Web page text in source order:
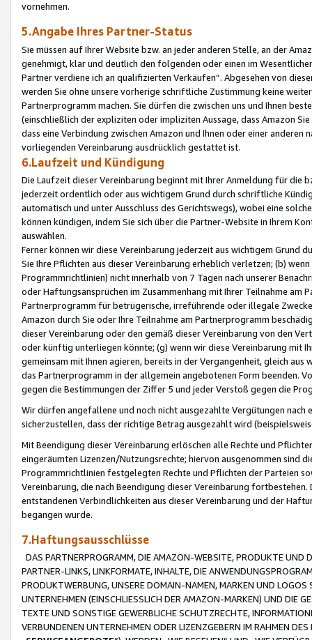
vornehmen.
5.Angabe Ihres Partner-Status
Sie müssen auf Ihrer Website bzw. an jeder anderen Stelle, an der
genehmigt, klar und deutlich den folgenden oder einen im
Partner verdiene ich an qualifizierten Verkäufen“. Abgesehen von
werden Sie ohne unsere vorherige schriftliche Zustimmung keine
Partnerprogramm machen. Sie dürfen die zwischen uns und Ihnen
(einschließlich der expliziten oder impliziten Aussage, dass Amazon
dass eine Verbindung zwischen Amazon und Ihnen oder einer
vorliegenden Vereinbarung ausdrücklich gestattet ist.
6.Laufzeit und Kündigung
Die Laufzeit dieser Vereinbarung beginnt mit Ihrer Anmeldung für die
jederzeit ordentlich oder aus wichtigem Grund durch schriftliche
automatisch und unter Ausschluss des Gerichtswegs), wobei eine
können kündigen, indem Sie sich über die Partner-Website in Ihrem
auswählen.
Ferner können wir diese Vereinbarung jederzeit aus wichtigem Grund
Sie Ihre Pflichten aus dieser Vereinbarung erheblich verletzen; (b)
Programmrichtlinien) nicht innerhalb von 7 Tagen nach unserer
oder Haftungsansprüchen im Zusammenhang mit Ihrer Teilnahme am
Partnerprogramm für betrügerische, irreführende oder illegale
Amazon durch Sie oder Ihre Teilnahme am Partnerprogramm
dieser Vereinbarung oder den gemäß dieser Vereinbarung von den
oder künftig unterliegen könnte; (g) wenn wir diese Vereinbarung mit
gemeinsam mit Ihnen agieren, bereits in der Vergangenheit, gleich
das Partnerprogramm in der allgemein angebotenen Form beenden.
gegen die Bestimmungen der Ziffer 5 und jeder Verstoß gegen die
Wir dürfen angefallene und noch nicht ausgezahlte Vergütungen
sicherzustellen, dass der richtige Betrag ausgezahlt wird
Mit Beendigung dieser Vereinbarung erlöschen alle Rechte und
eingeräumten Lizenzen/Nutzungsrechte; hiervon ausgenommen sind
Programmrichtlinien festgelegten Rechte und Pflichten der Parteien
Vereinbarung, die nach Beendigung dieser Vereinbarung
entstandenen Verbindlichkeiten aus dieser Vereinbarung und der
begangen wurde.
7.Haftungsausschlüsse
DAS PARTNERPROGRAMM, DIE AMAZON-WEBSITE, PRODUKTE UND
PARTNER-LINKS, LINKFORMATE, INHALTE, DIE
PRODUKTWERBUNG, UNSERE DOMAIN-NAMEN, MARKEN UND
UNTERNEHMEN (EINSCHLIESSLICH DER AMAZON-MARKEN) UND DIE
TEXTE UND SONSTIGE GEWERBLICHE SCHUTZRECHTE,
VERBUNDENEN UNTERNEHMEN ODER LIZENZGEBERN IM RAHMEN